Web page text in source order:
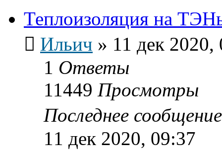
Теплоизоляция на
Ильич » 11 дек 2020,
1 Ответы
11449 Просмотры
Последнее
11 дек 2020, 09:37